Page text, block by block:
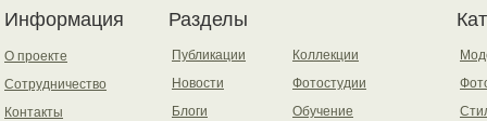
Информация
О проекте
Сотрудничество
Контакты
Разделы
Публикации
Новости
Блоги
Коллекции
Фотостудии
Обучение